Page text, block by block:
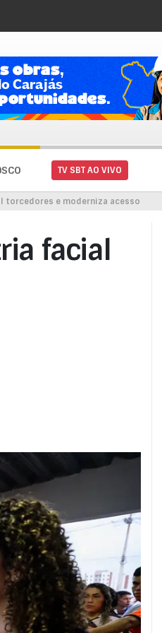
TV SBT AO VIVO
torcedores e moderniza acesso
facial